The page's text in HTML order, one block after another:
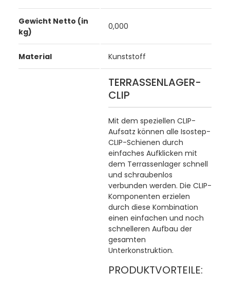
Gewicht Netto (in
kg)
0,000
Material Kunststoff
TERRASSENLAGER-
CLIP
Mit dem speziellen CLIP-
Aufsatz können alle Isostep-
CLIP-Schienen durch
einfaches Aufklicken mit
dem Terrassenlager schnell
und schraubenlos
verbunden werden. Die CLIP-
Komponenten erzielen
durch diese Kombination
einen einfachen und noch
schnelleren Aufbau der
gesamten
Unterkonstruktion.
PRODUKTVORTEILE: